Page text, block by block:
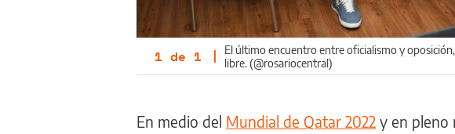
1 de 1 |
El último encuentro entre oficialismo y
libre. (@rosariocentral)
En medio del Mundial de Qatar 2022 y en pleno